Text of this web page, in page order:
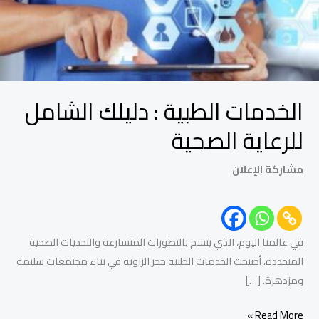
الخدمات الطبية : دليلك الشامل
للرعاية الصحية
مشاركة الإعلان
في عالمنا اليوم، الذي يتسم بالتطورات المتسارعة والتحديات الصحية
المتجددة، أصبحت الخدمات الطبية حجر الزاوية في بناء مجتمعات سليمة
ومزدهرة. […]
الصحية